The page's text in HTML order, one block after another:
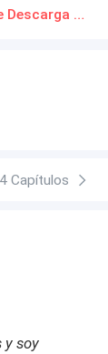
su novio Mi Inocente Alumna Rebelde Novelas Online Descarga gratuita de PDF
Capítulos
y soy